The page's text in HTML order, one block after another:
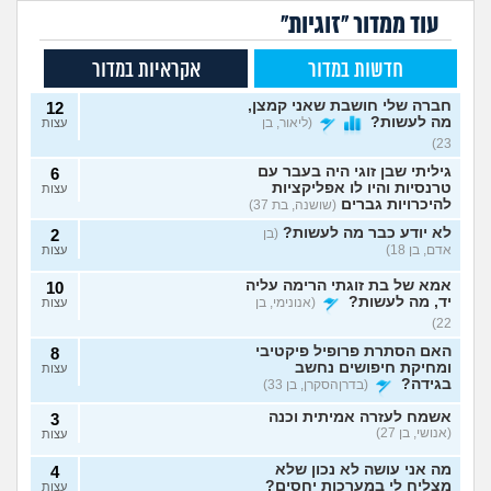
עוד ממדור "זוגיות"
חדשות במדור אקראיות במדור
חברה שלי חושבת שאני קמצן,
מה לעשות?
(ליאור, בן
23)
12
עצות
גיליתי שבן זוגי היה בעבר עם
טרנסיות והיו לו אפליקציות
להיכרויות גברים (שושנה, בת 37)
6
עצות
לא יודע כבר מה לעשות? (בן
אדם, בן 18)
2
עצות
אמא של בת זוגתי הרימה עליה
יד, מה לעשות?
(אנונימי, בן
22)
10
עצות
האם הסתרת פרופיל פיקטיבי
ומחיקת חיפושים נחשב
בגידה?
(בדרןהסקרן, בן 33)
8
עצות
אשמח לעזרה אמיתית וכנה
(אנושי, בן 27)
3
עצות
מה אני עושה לא נכון שלא
מצליח לי במערכות יחסים?
4
עצות